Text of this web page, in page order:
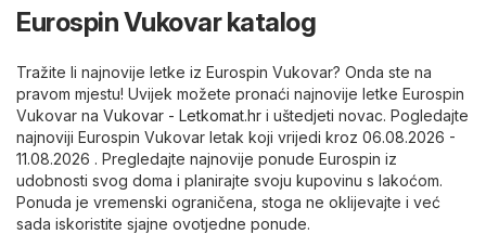
Eurospin Vukovar katalog
Tražite li najnovije letke iz Eurospin Vukovar? Onda ste na
pravom mjestu! Uvijek možete pronaći najnovije letke Eurospin
Vukovar na Vukovar - Letkomat.hr i uštedjeti novac. Pogledajte
najnoviji Eurospin Vukovar letak koji vrijedi kroz 06.08.2026 -
11.08.2026 . Pregledajte najnovije ponude Eurospin iz
udobnosti svog doma i planirajte svoju kupovinu s lakoćom.
Ponuda je vremenski ograničena, stoga ne oklijevajte i već
sada iskoristite sjajne ovotjedne ponude.